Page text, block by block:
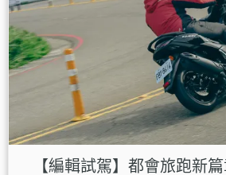
【編輯試駕】都會旅跑新篇